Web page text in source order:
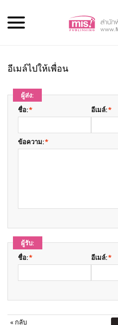
อีเมล์ไปให้เพื่อน
ผู้ส่ง:
*
ชื่อ: *
อีเมล์:
*
ข้อความ:
ผู้รับ:
*
ชื่อ: *
อีเมล์:
« กลับ